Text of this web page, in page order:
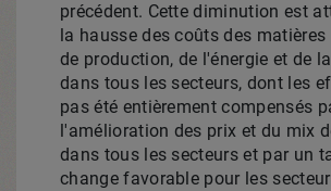
précédent. Cette diminution est
la hausse des coûts des matières
de production, de l'énergie et de
dans tous les secteurs, dont les
pas été entièrement compensés
l'amélioration des prix et du mix
dans tous les secteurs et par un
change favorable pour les